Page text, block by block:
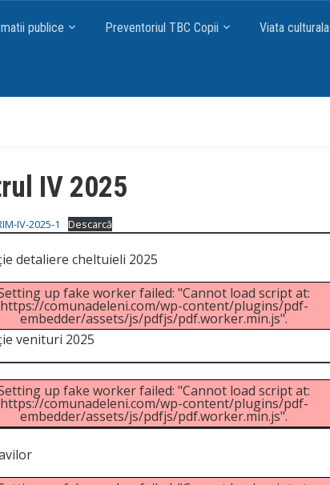
publice Preventoriul TBC Copii Viata culturala
IV 2025
IV-2025-1 Descarcă
detaliere cheltuieli 2025
up fake worker failed: "Cannot load script at:
https://comunadeleni.com/wp-content/plugins/pdf-
embedder/assets/js/pdfjs/pdf.worker.min.js".
venituri 2025
up fake worker failed: "Cannot load script at:
https://comunadeleni.com/wp-content/plugins/pdf-
embedder/assets/js/pdfjs/pdf.worker.min.js".